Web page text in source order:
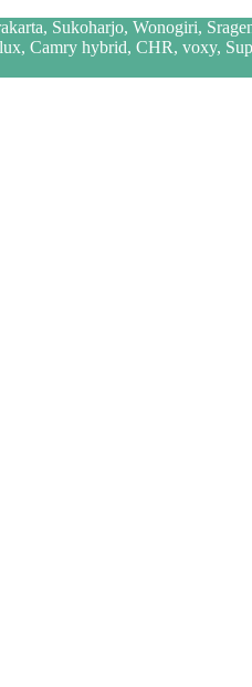
Sukoharjo, Wonogiri,
Camry hybrid, CHR, voxy,